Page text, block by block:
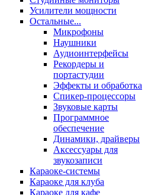
Усилители мощности
Остальные...
Микрофоны
Наушники
Аудиоинтерфейсы
Рекордеры и
портастудии
Эффекты и обработка
Спикер-процессоры
Звуковые карты
Программное
обеспечение
Динамики, драйверы
Аксессуары для
звукозаписи
Караоке-системы
Караоке для клуба
Караоке для кафе